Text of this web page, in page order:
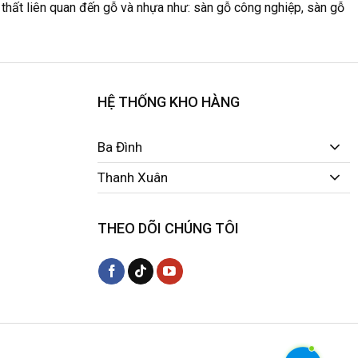
liên quan đến gỗ và nhựa như: sàn gỗ công nghiệp, sàn gỗ
HỆ THỐNG KHO HÀNG
Ba Đình
Thanh Xuân
THEO DÕI CHÚNG TÔI